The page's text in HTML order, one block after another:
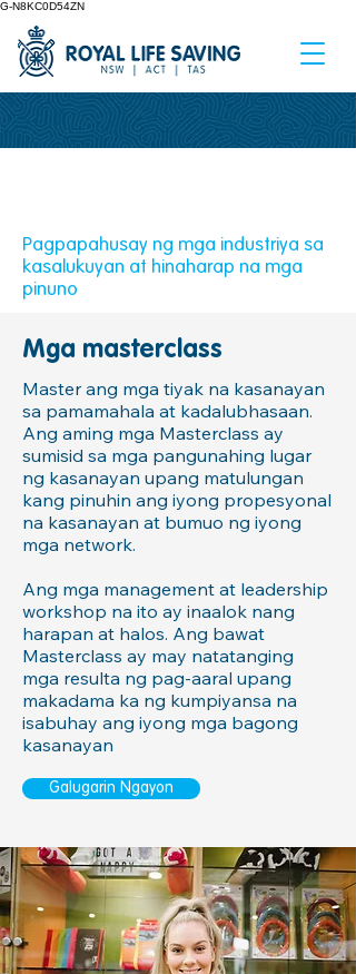
G-N8KC0D54ZN
Pagpapahusay ng mga industriya sa
kasalukuyan at hinaharap na mga
pinuno
Mga masterclass
Master ang mga tiyak na kasanayan
sa pamamahala at kadalubhasaan.
Ang aming mga Masterclass ay
sumisid sa mga pangunahing lugar
ng kasanayan upang matulungan
kang pinuhin ang iyong propesyonal
na kasanayan at bumuo ng iyong
mga network.
Ang mga management at leadership
workshop na ito ay inaalok nang
harapan at halos. Ang bawat
Masterclass ay may natatanging
mga resulta ng pag-aaral upang
makadama ka ng kumpiyansa na
isabuhay ang iyong mga bagong
kasanayan
Galugarin Ngayon